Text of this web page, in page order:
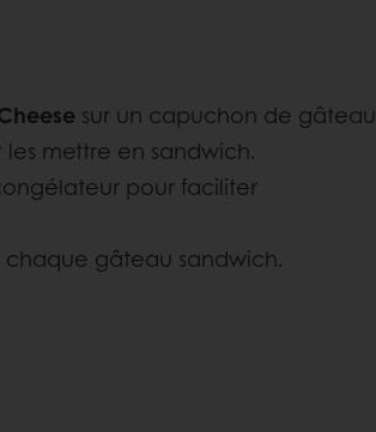
sur un capuchon de gâteau
mettre en sandwich.
pour faciliter
gâteau sandwich.